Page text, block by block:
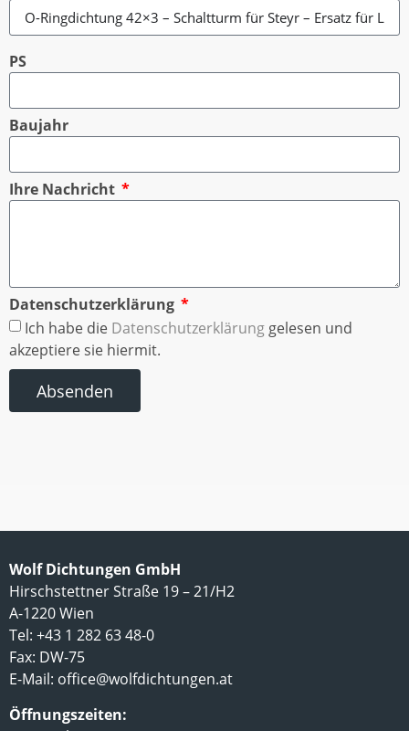
PS
Baujahr
Ihre Nachricht
Datenschutzerklärung
Ich habe die Datenschutzerklärung gelesen und
akzeptiere sie hiermit.
Absenden
Wolf Dichtungen GmbH
Hirschstettner Straße 19 – 21/H2
A-1220 Wien
Tel: +43 1 282 63 48-0
Fax: DW-75
E-Mail: office@wolfdichtungen.at
Öffnungszeiten: